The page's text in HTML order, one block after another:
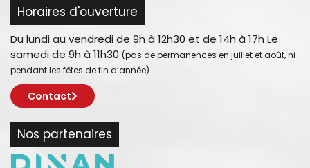
Horaires d'ouverture
Du lundi au vendredi de 9h à 12h30 et de 14h à 17h Le
samedi de 9h à 11h30 (pas de permanences en juillet et août, ni
pendant les fêtes de fin d’année)
Contact
Nos partenaires